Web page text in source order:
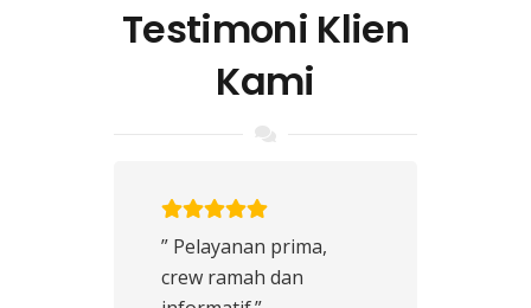
Testimoni Klien
Kami
” Pelayanan prima,
crew ramah dan